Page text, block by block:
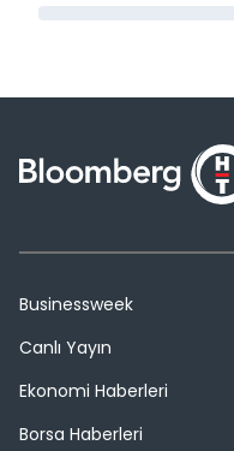
Businessweek
Canlı Yayın
Ekonomi Haberleri
Borsa Haberleri